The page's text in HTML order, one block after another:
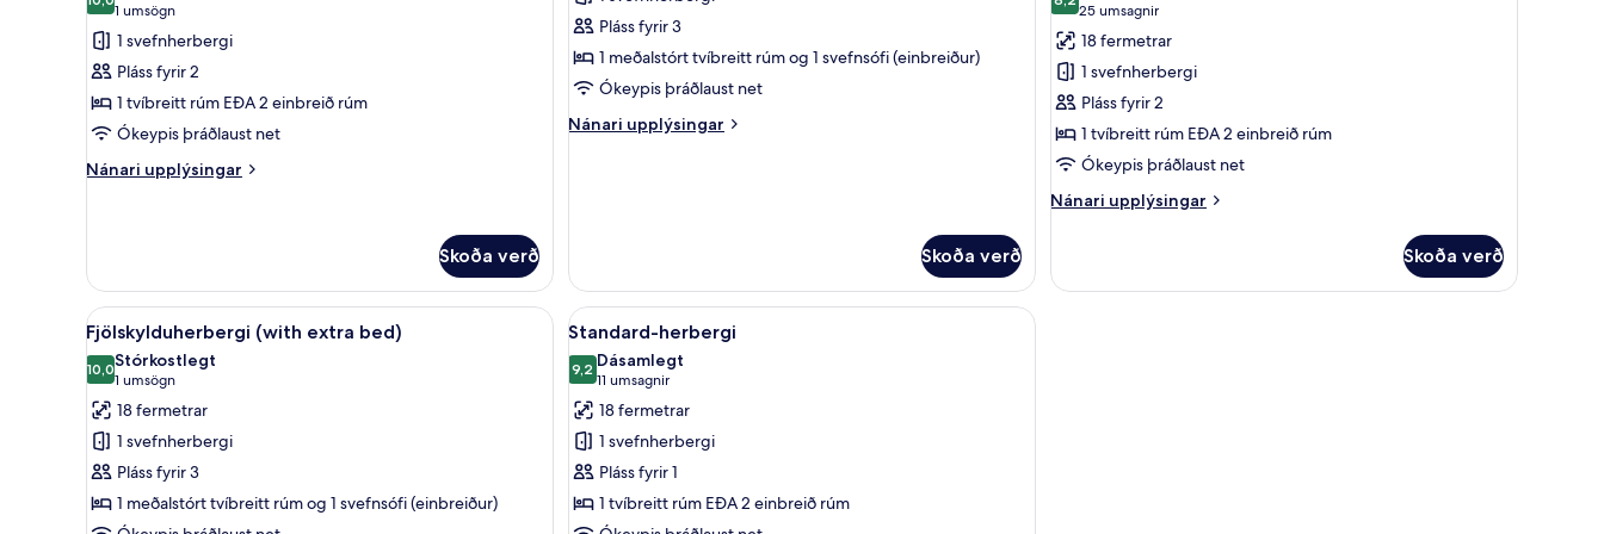
fyrir
Premium-
herbergi
10,0 af 10
1 umsögn
(1
umsögn)
1 svefnherbergi
Pláss fyrir 2
1 tvíbreitt rúm EÐA 2 einbreið rúm
Ókeypis þráðlaust net
Nánari upplýsingar
Nánari
Skoða verð
fyrir
Fjölskylduherbergi
(with
extra
bed)
Pláss fyrir 3
1 meðalstórt tvíbreitt rúm og 1 svefnsófi (einbreiður)
Ókeypis þráðlaust net
Nánari upplýsingar
Nánari
Skoða verð
fyrir
Standard-
herbergi
8,2 af 10
25 umsagnir
(25
umsagnir)
18 fermetrar
1 svefnherbergi
Pláss fyrir 2
1 tvíbreitt rúm EÐA 2 einbreið rúm
Ókeypis þráðlaust net
Nánari upplýsingar
Nánari
herbergi
Skoða verð
Skoða
allar
myndir
fyrir
Fjölskylduherbergi
(with
extra
bed)
Míníbar, öryggishólf í herbergi, skrifborð, vinnuaðstaða fyrir fartölvur
9
Fjölskylduherbergi (with extra bed)
10,010,0 af 10
Stórkostlegt
1 umsögn
(1
umsögn)
18 fermetrar
1 svefnherbergi
Pláss fyrir 3
1 meðalstórt tvíbreitt rúm og 1 svefnsófi (einbreiður)
Skoða
allar
myndir
fyrir
Standard-
herbergi
Standard-herbergi | Míníbar, öryggishólf í herbergi, skrifborð, vinnuaðstaða fyrir fartölvur
9
Standard-herbergi
9,29,2 af 10
Dásamlegt
11 umsagnir
(11
umsagnir)
18 fermetrar
1 svefnherbergi
Pláss fyrir 1
1 tvíbreitt rúm EÐA 2 einbreið rúm